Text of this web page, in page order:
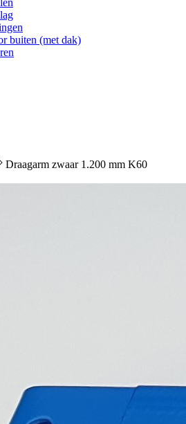
buiten (met dak)
Draagarm zwaar 1.200 mm K60